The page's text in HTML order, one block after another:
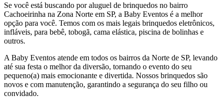
Se você está buscando por aluguel de brinquedos no bairro
Cachoeirinha na Zona Norte em SP, a Baby Eventos é a melhor
opção para você. Temos com os mais legais brinquedos eletrônicos,
infláveis, para bebê, tobogã, cama elástica, piscina de bolinhas e
outros.
A Baby Eventos atende em todos os bairros da Norte de SP, levando
até sua festa o melhor da diversão, tornando o evento do seu
pequeno(a) mais emocionante e divertida. Nossos brinquedos são
novos e com manutenção, garantindo a segurança do seu filho ou
convidado.